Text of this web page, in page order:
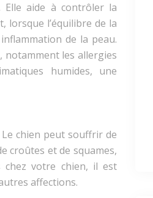
Elle aide à contrôler la
lorsque l’équilibre de la
de la peau.
notamment les allergies
humides, une
chien peut souffrir de
croûtes et de squames,
chez votre chien, il est
affections.